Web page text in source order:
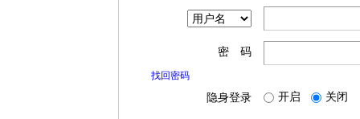
密 码
找回密码
隐身登录 开启 关闭